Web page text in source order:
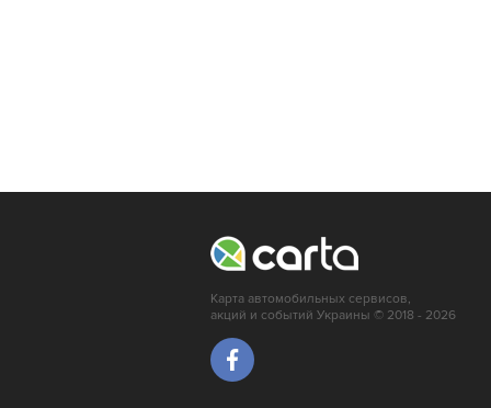
Карта автомобильных сервисов,
акций и событий Украины © 2018 - 2026